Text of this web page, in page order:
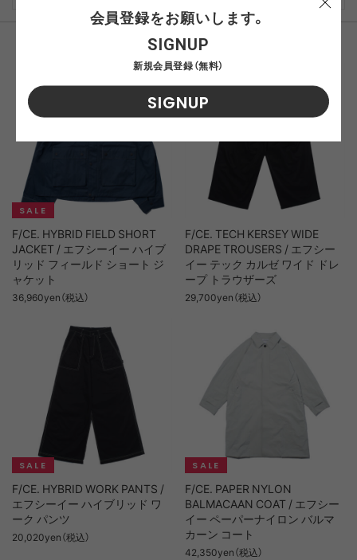
おすすめ商品
F/CE. HYBRID FIELD SHORT
JACKET / エフシーイー ハイブ
リッド フィールド ショート ジ
ャケット
36,960yen（税込）
F/CE. TECH KERSEY WIDE
DRAPE TROUSERS / エフシー
イー テック カルゼ ワイド ドレ
ープ トラウザーズ
29,700yen（税込）
F/CE. HYBRID WORK PANTS /
エフシーイー ハイブリッド ワ
ーク パンツ
20,020yen（税込）
F/CE. PAPER NYLON
BALMACAAN COAT / エフシー
イー ペーパーナイロン バルマ
カーン コート
42,350yen（税込）
会員登録をお願いします。
SIGNUP
新規会員登録（無料）
SIGNUP